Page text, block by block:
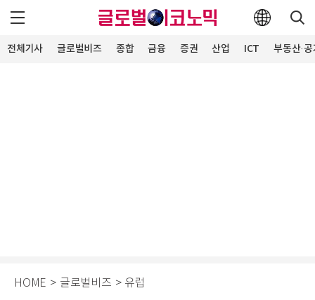
전체기사 글로벌비즈 종합 금융 증권 산업 ICT 부동산·
HOME > 글로벌비즈 > 유럽